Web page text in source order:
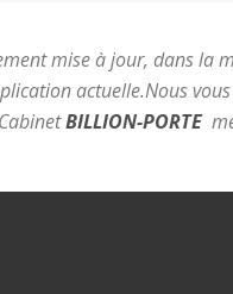
mise à jour, dans la
actuelle.Nous
BILLION-PORTE